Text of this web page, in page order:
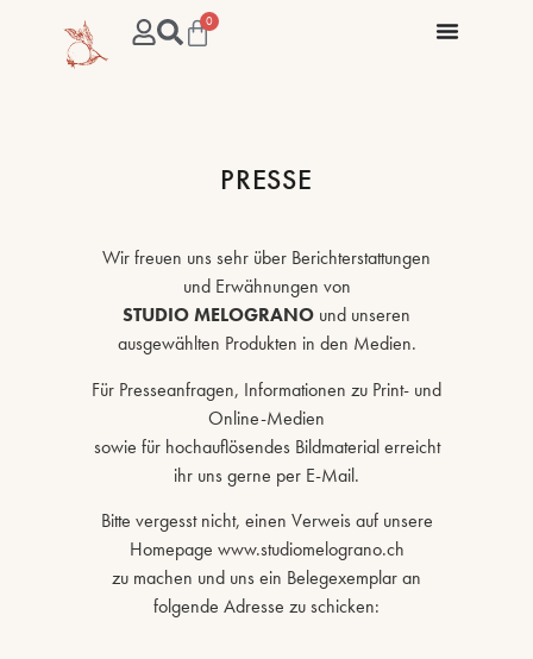
0
PRESSE
Wir freuen uns sehr über Berichterstattungen
und Erwähnungen von
STUDIO MELOGRANO und unseren
ausgewählten Produkten in den Medien.
Für Presseanfragen, Informationen zu Print- und
Online-Medien
sowie für hochauflösendes Bildmaterial erreicht
ihr uns gerne per E-Mail.
Bitte vergesst nicht, einen Verweis auf unsere
Homepage www.studiomelograno.ch
zu machen und uns ein Belegexemplar an
folgende Adresse zu schicken: